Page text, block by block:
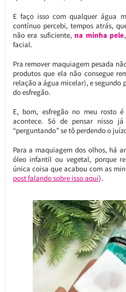
E faço isso com qualquer água
contínuo percebi, tempos atrás,
não era suficiente, na minha pele
facial.
Pra remover maquiagem pesada
produtos que ela não consegue
relação a água micelar), e segundo
do esfregão.
E, bom, esfregão no meu rosto
acontece. Só de pensar nisso
“perguntando” se tô perdendo o
Para a maquiagem dos olhos, há
óleo infantil ou vegetal, porque
única coisa que acabou com as
post falando sobre isso aqui).